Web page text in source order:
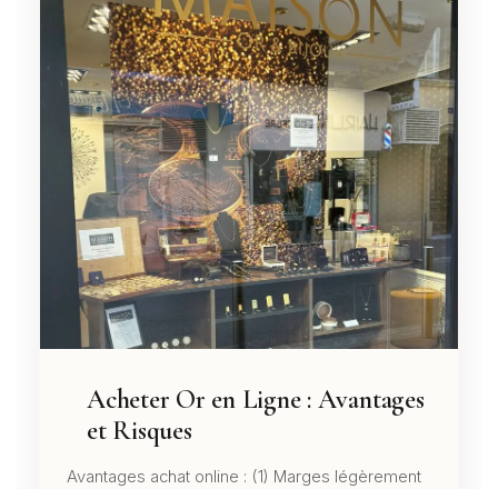
Acheter Or en Ligne : Avantages
et Risques
Avantages achat online : (1) Marges légèrement